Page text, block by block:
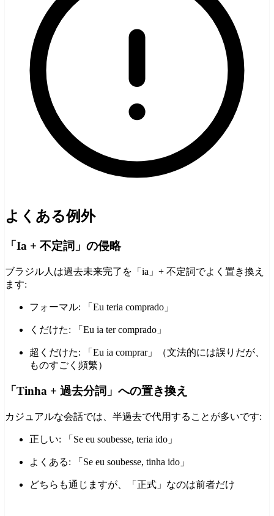
よくある例外
「Ia + 不定詞」の侵略
ブラジル人は過去未来完了を「ia」+ 不定詞でよく置き換え
ます:
フォーマル: 「Eu teria comprado」
くだけた: 「Eu ia ter comprado」
超くだけた: 「Eu ia comprar」（文法的には誤りだが、
ものすごく頻繁）
「Tinha + 過去分詞」への置き換え
カジュアルな会話では、半過去で代用することが多いです:
正しい: 「Se eu soubesse, teria ido」
よくある: 「Se eu soubesse, tinha ido」
どちらも通じますが、「正式」なのは前者だけ